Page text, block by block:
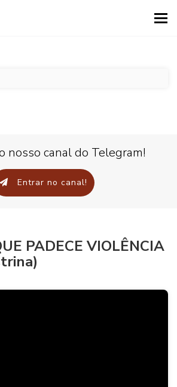
nosso canal do Telegram!
Entrar no canal!
PADECE VIOLÊNCIA